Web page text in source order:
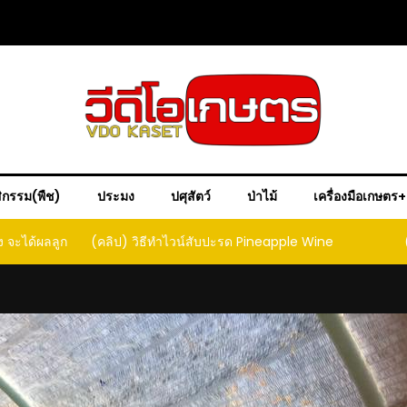
รรม(พืช) ประมง ปศุสัตว์ ป่าไม้ เครื่องมือเกษตร
Wine (คลิป) วิธีทำเบียร์สับปะรด เทปาเช่
(คลิป)
ห